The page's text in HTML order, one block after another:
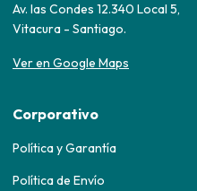
Av. las Condes 12.340 Local 5,
Vitacura - Santiago.
Ver en Google Maps
Corporativo
Política y Garantía
Política de Envío